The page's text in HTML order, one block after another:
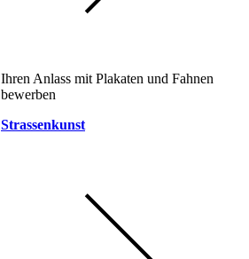
Ihren Anlass mit Plakaten und Fahnen
bewerben
Strassenkunst